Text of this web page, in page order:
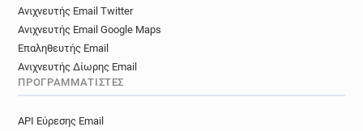
Ανιχνευτής Email Twitter
Ανιχνευτής Email Google Maps
Επαληθευτής Email
Ανιχνευτής Δίωρης Email
ΠΡΟΓΡΑΜΜΑΤΙΣΤΈΣ
API Εύρεσης Email